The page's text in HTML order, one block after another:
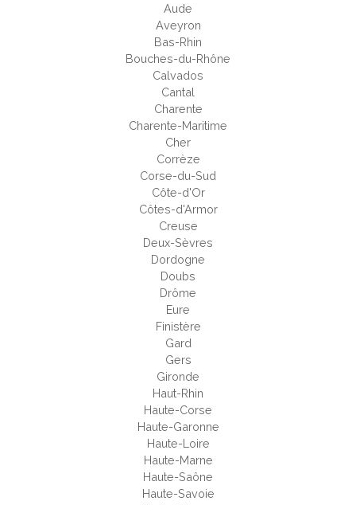
Aude
Aveyron
Bas-Rhin
Bouches-du-Rhône
Calvados
Cantal
Charente
Charente-Maritime
Cher
Corrèze
Corse-du-Sud
Côte-d'Or
Côtes-d'Armor
Creuse
Deux-Sèvres
Dordogne
Doubs
Drôme
Eure
Finistère
Gard
Gers
Gironde
Haut-Rhin
Haute-Corse
Haute-Garonne
Haute-Loire
Haute-Marne
Haute-Saône
Haute-Savoie